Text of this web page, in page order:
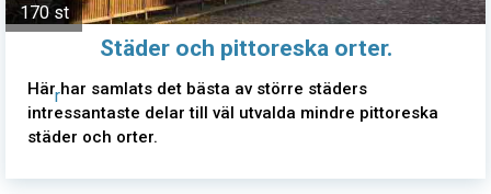
r
170 st
Städer och pittoreska orter.
Här har samlats det bästa av större städers
intressantaste delar till väl utvalda mindre pittoreska
städer och orter.